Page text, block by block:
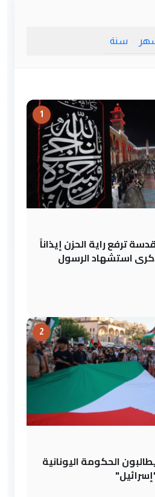
سنة
1
ترفع راية الحزن إيذاناً
استشهاد الرسول
2
الحكومة اليونانية